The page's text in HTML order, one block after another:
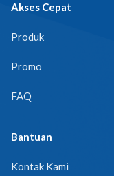
Akses Cepat
Produk
Promo
FAQ
Bantuan
Kontak Kami